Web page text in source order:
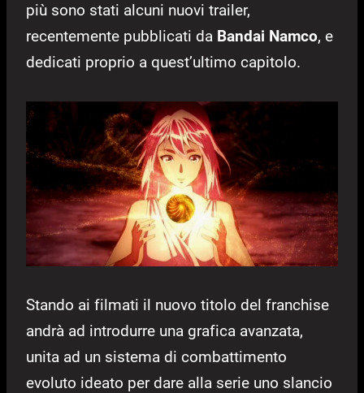
più sono stati alcuni nuovi trailer,
recentemente pubblicati da Bandai Namco, e
dedicati proprio a quest’ultimo capitolo.
Stando ai filmati il nuovo titolo del franchise
andrà ad introdurre una grafica avanzata,
unita ad un sistema di combattimento
evoluto ideato per dare alla serie uno slancio